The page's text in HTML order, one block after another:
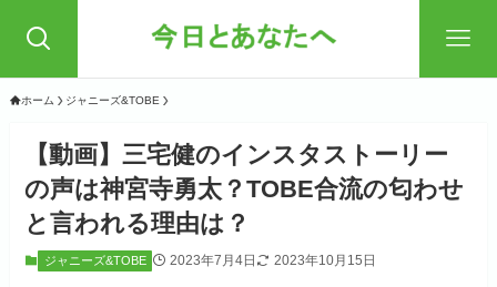
ホーム ジャニーズ&TOBE
【動画】三宅健のインスタストーリー
の声は神宮寺勇太？TOBE合流の匂わせ
と言われる理由は？
ジャニーズ&TOBE 2023年7月4日 2023年10月15日